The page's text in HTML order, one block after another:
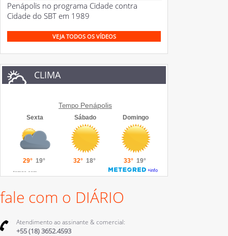
Penápolis no programa Cidade contra
Cidade do SBT em 1989
VEJA TODOS OS VÍDEOS
CLIMA
Tempo Penápolis
fale com o DIÁRIO
Atendimento ao assinante & comercial:
+55 (18) 3652.4593